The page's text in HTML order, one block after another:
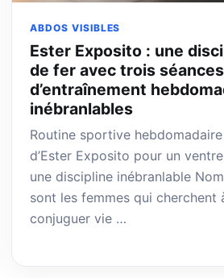
ABDOS VISIBLES
Ester Exposito : une
de fer avec trois séances
d’entraînement
inébranlables
Routine sportive
d’Ester Exposito pour un
une discipline inébranlable
sont les femmes qui cherchent
conjuguer vie …